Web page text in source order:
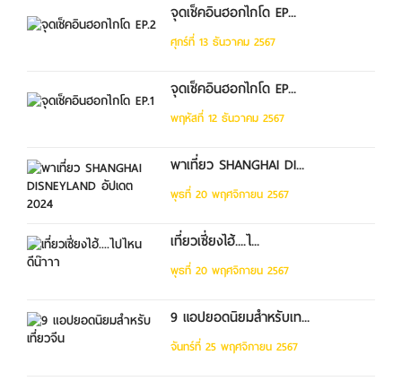
จุดเช็คอินฮอกไกโด EP...
ศุกร์ที่ 13 ธันวาคม 2567
จุดเช็คอินฮอกไกโด EP...
พฤหัสที่ 12 ธันวาคม 2567
พาเที่ยว SHANGHAI DI...
พุธที่ 20 พฤศจิกายน 2567
เที่ยวเซี่ยงไฮ้....ไ...
พุธที่ 20 พฤศจิกายน 2567
9 แอปยอดนิยมสำหรับเท...
จันทร์ที่ 25 พฤศจิกายน 2567